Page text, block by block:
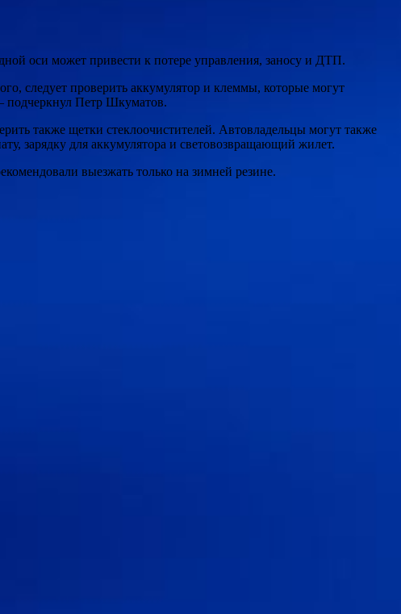
оси может привести к потере управления, заносу и ДТП.
следует проверить аккумулятор и клеммы, которые могут
подчеркнул Петр Шкуматов.
также щетки стеклоочистителей. Автовладельцы могут также
зарядку для аккумулятора и световозвращающий жилет.
выезжать только на зимней резине.